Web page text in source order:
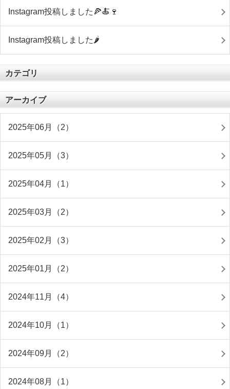
Instagram投稿しました🍕🍝🍷
Instagram投稿しました🌶
カテゴリ
アーカイブ
2025年06月（2）
2025年05月（3）
2025年04月（1）
2025年03月（2）
2025年02月（3）
2025年01月（2）
2024年11月（4）
2024年10月（1）
2024年09月（2）
2024年08月（1）